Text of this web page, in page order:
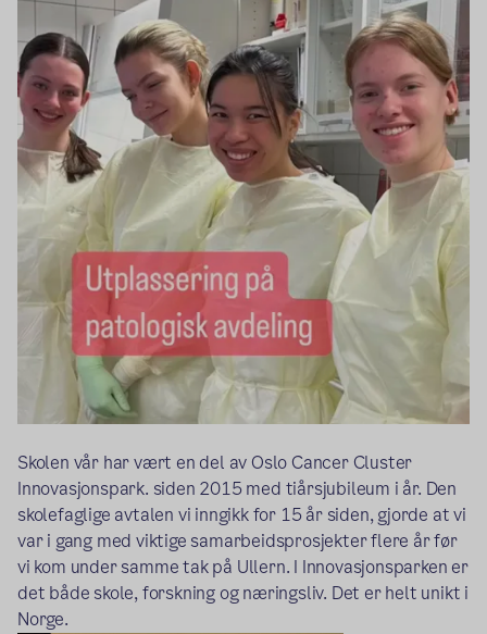
Skolen vår har vært en del av Oslo Cancer Cluster
Innovasjonspark. siden 2015 med tiårsjubileum i år. Den
skolefaglige avtalen vi inngikk for 15 år siden, gjorde at vi
var i gang med viktige samarbeidsprosjekter flere år før
vi kom under samme tak på Ullern. I Innovasjonsparken er
det både skole, forskning og næringsliv. Det er helt unikt i
Norge.